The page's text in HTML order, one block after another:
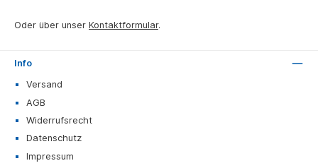
Oder über unser Kontaktformular.
Info
Versand
AGB
Widerrufsrecht
Datenschutz
Impressum